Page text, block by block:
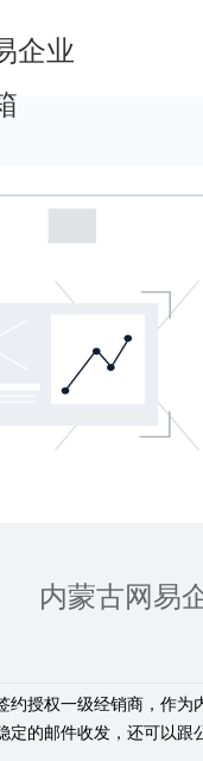
企业
内蒙古网易
约授权一级经销商，作
定的邮件收发，还可以跟